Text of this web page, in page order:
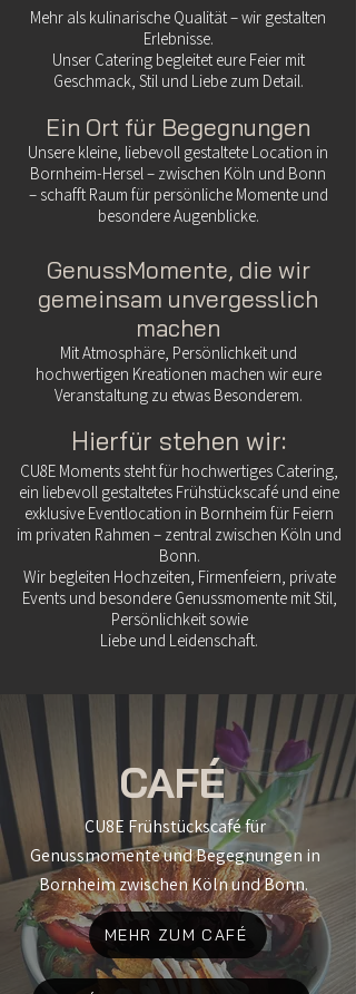
Mehr als kulinarische Qualität – wir gestalten
Erlebnisse.
Unser Catering begleitet eure Feier mit
Geschmack, Stil und Liebe zum Detail.
Ein Ort für Begegnungen
Unsere kleine, liebevoll gestaltete Location in
Bornheim-Hersel – zwischen Köln und Bonn
– schafft Raum für persönliche Momente und
besondere Augenblicke.
​GenussMomente, die wir
gemeinsam unvergesslich
machen
Mit Atmosphäre, Persönlichkeit und
hochwertigen Kreationen machen wir eure
Veranstaltung zu etwas Besonderem.
Hierfür stehen wir:
CU8E Moments steht für hochwertiges Catering,
ein liebevoll gestaltetes Frühstückscafé und eine
exklusive Eventlocation in Bornheim für Feiern
im privaten Rahmen – zentral zwischen Köln und
Bonn.
Wir begleiten Hochzeiten, Firmenfeiern, private
Events und besondere Genussmomente mit Stil,
Persönlichkeit sowie
Liebe und Leidenschaft.
CAFÉ
CU8E Frühstückscafé für
Genussmomente und Begegnungen in
Bornheim zwischen Köln und Bonn.
MEHR ZUM CAFÉ